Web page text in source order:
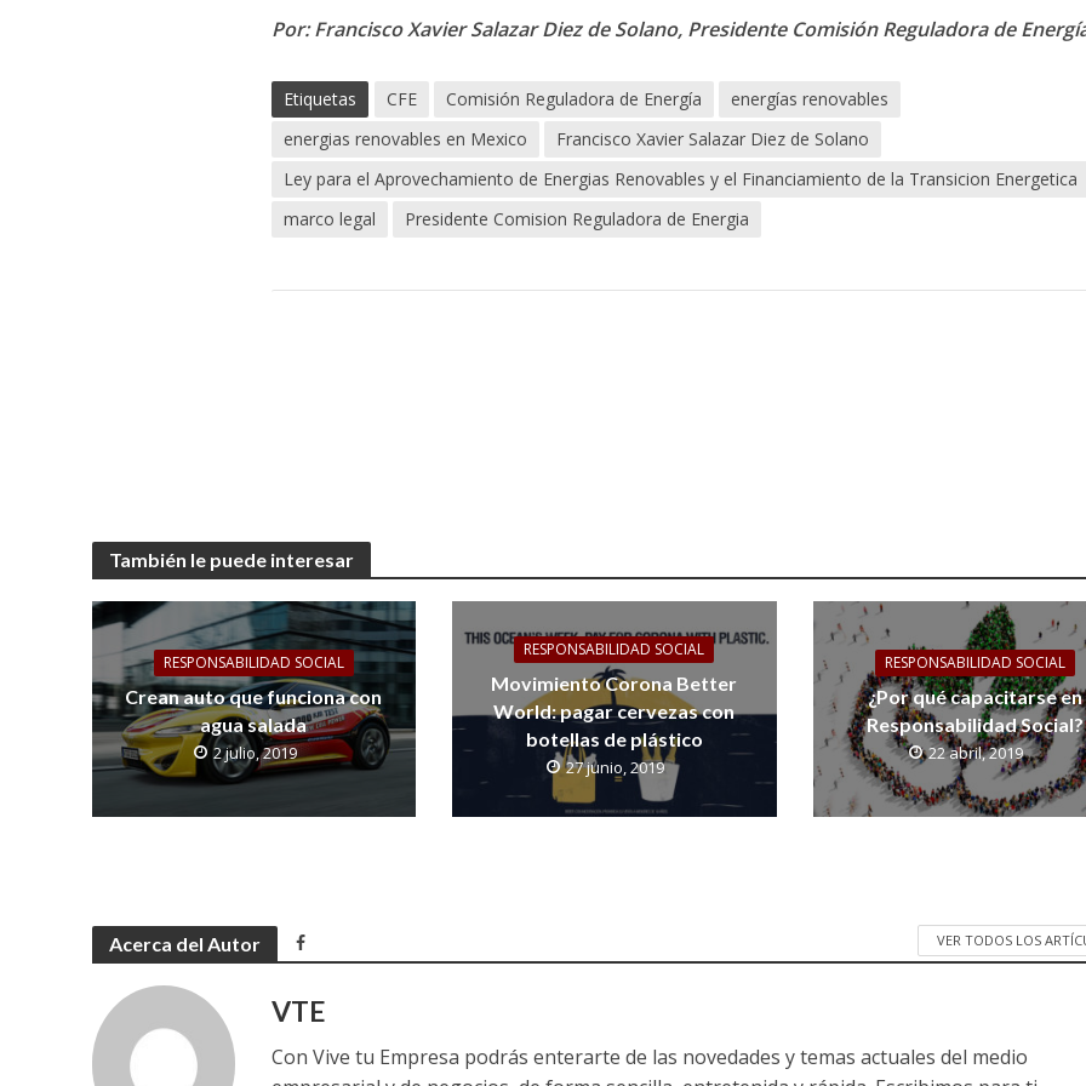
Por: Francisco Xavier Salazar Diez de Solano, Presidente Comisión Reguladora de
Etiquetas CFE Comisión Reguladora de Energía
energías renovables
energias renovables en Mexico
Francisco Xavier Salazar Diez de Solano
Ley para el Aprovechamiento de Energias Renovables y el Financiamiento de la Transicion Energetica
marco legal
Presidente Comision Reguladora de Energia
También le puede interesar
RESPONSABILIDAD SOCIAL
Crean auto que funciona con
agua salada
2 julio, 2019
RESPONSABILIDAD SOCIAL
Movimiento Corona Better
World: pagar cervezas con
botellas de plástico
27 junio, 2019
RESPONSABILIDAD SOCIAL
¿Por qué capacitarse en
Responsabilidad Social?
22 abril, 2019
Acerca del Autor VER TODOS LOS
VTE
Con Vive tu Empresa podrás enterarte de las novedades y temas actuales del medio